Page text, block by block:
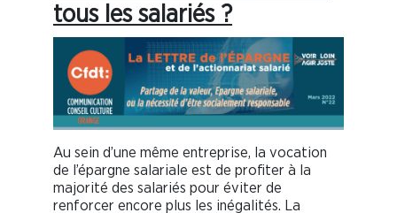
tous les salariés ?
Au sein d’une même entreprise, la vocation
de l’épargne salariale est de profiter à la
majorité des salariés pour éviter de
renforcer encore plus les inégalités. La